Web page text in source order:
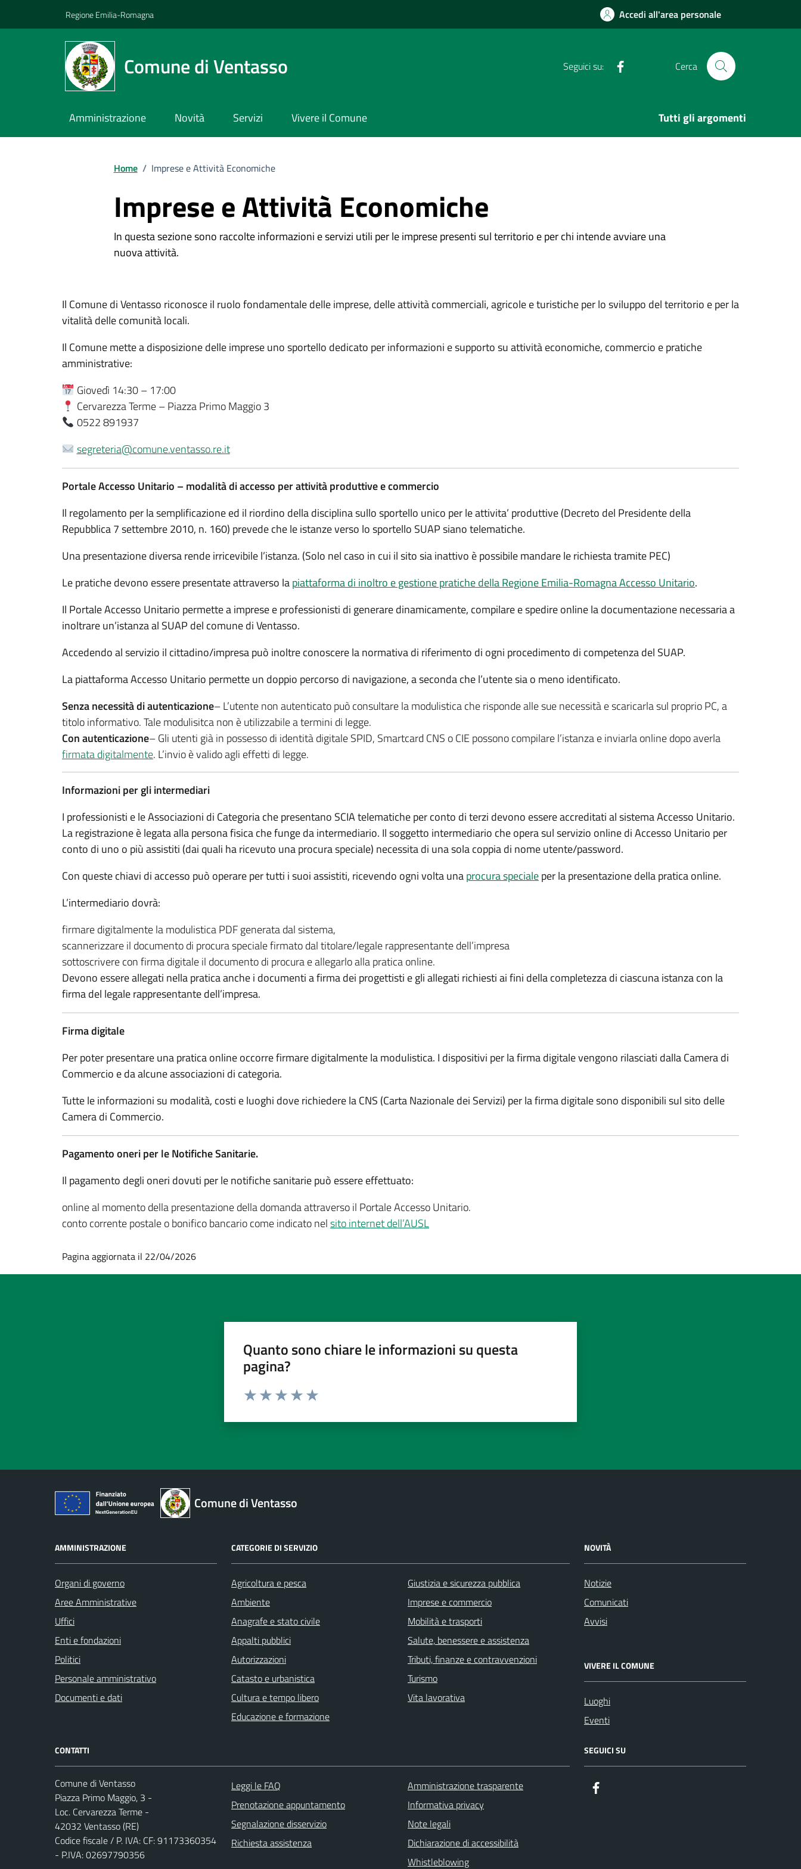
Regione Emilia-Romagna Accedi all'area personale
Comune di Ventasso Seguici su: Cerca
Amministrazione Novità Servizi Vivere il Comune Tutti gli argomenti
Home / Imprese e Attività Economiche
Imprese e Attività Economiche
In questa sezione sono raccolte informazioni e servizi utili per le imprese presenti sul territorio e per chi intende avviare una
nuova attività.
Il Comune di Ventasso riconosce il ruolo fondamentale delle imprese, delle attività commerciali, agricole e turistiche per lo sviluppo del territorio e per la
vitalità delle comunità locali.
Il Comune mette a disposizione delle imprese uno sportello dedicato per informazioni e supporto su attività economiche, commercio e pratiche
amministrative:
Giovedì 14:30 – 17:00
Cervarezza Terme – Piazza Primo Maggio 3
0522 891937
segreteria@comune.ventasso.re.it
Portale Accesso Unitario – modalità di accesso per attività produttive e commercio
Il regolamento per la semplificazione ed il riordino della disciplina sullo sportello unico per le attivita’ produttive (Decreto del Presidente della
Repubblica 7 settembre 2010, n. 160) prevede che le istanze verso lo sportello SUAP siano telematiche.
Una presentazione diversa rende irricevibile l’istanza. (Solo nel caso in cui il sito sia inattivo è possibile mandare le richiesta tramite PEC)
Le pratiche devono essere presentate attraverso lapiattaforma di inoltro e gestione pratiche della Regione Emilia-Romagna Accesso Unitario.
Il Portale Accesso Unitario permette a imprese e professionisti di generare dinamicamente, compilare e spedire online la documentazione necessaria a
inoltrare un’istanza al SUAP del comune di Ventasso.
Accedendo al servizio il cittadino/impresa può inoltre conoscere la normativa di riferimento di ogni procedimento di competenza del SUAP.
La piattaforma Accesso Unitario permette un doppio percorso di navigazione, a seconda che l’utente sia o meno identificato.
Senza necessità di autenticazione– L’utente non autenticato può consultare la modulistica che risponde alle sue necessità e scaricarla sul proprio PC, a
titolo informativo. Tale modulisitca non è utilizzabile a termini di legge.
Con autenticazione– Gli utenti già in possesso di identità digitale SPID, Smartcard CNS o CIE possono compilare l’istanza e inviarla online dopo averla
firmata digitalmente. L’invio è valido agli effetti di legge.
Informazioni per gli intermediari
I professionisti e le Associazioni di Categoria che presentano SCIA telematiche per conto di terzi devono essere accreditati al sistema Accesso Unitario.
La registrazione è legata alla persona fisica che funge da intermediario. Il soggetto intermediario che opera sul servizio online di Accesso Unitario per
conto di uno o più assistiti (dai quali ha ricevuto una procura speciale) necessita di una sola coppia di nome utente/password.
Con queste chiavi di accesso può operare per tutti i suoi assistiti, ricevendo ogni volta unaprocura specialeper la presentazione della pratica online.
L’intermediario dovrà:
firmare digitalmente la modulistica PDF generata dal sistema,
scannerizzare il documento di procura speciale firmato dal titolare/legale rappresentante dell’impresa
sottoscrivere con firma digitale il documento di procura e allegarlo alla pratica online.
Devono essere allegati nella pratica anche i documenti a firma dei progettisti e gli allegati richiesti ai fini della completezza di ciascuna istanza con la
firma del legale rappresentante dell’impresa.
Firma digitale
Per poter presentare una pratica online occorre firmare digitalmente la modulistica. I dispositivi per la firma digitale vengono rilasciati dalla Camera di
Commercio e da alcune associazioni di categoria.
Tutte le informazioni su modalità, costi e luoghi dove richiedere la CNS (Carta Nazionale dei Servizi) per la firma digitale sono disponibili sul sito delle
Camera di Commercio.
Pagamento oneri per le Notifiche Sanitarie.
Il pagamento degli oneri dovuti per le notifiche sanitarie può essere effettuato:
online al momento della presentazione della domanda attraverso il Portale Accesso Unitario.
conto corrente postale o bonifico bancario come indicato nelsito internet dell’AUSL
Pagina aggiornata il 22/04/2026
Quanto sono chiare le informazioni su questa
pagina?
Comune di Ventasso
AMMINISTRAZIONE
Organi di governo
Aree Amministrative
Uffici
Enti e fondazioni
Politici
Personale amministrativo
Documenti e dati
CATEGORIE DI SERVIZIO
Agricoltura e pesca
Ambiente
Anagrafe e stato civile
Appalti pubblici
Autorizzazioni
Catasto e urbanistica
Cultura e tempo libero
Educazione e formazione
Giustizia e sicurezza pubblica
Imprese e commercio
Mobilità e trasporti
Salute, benessere e assistenza
Tributi, finanze e contravvenzioni
Turismo
Vita lavorativa
NOVITÀ
Notizie
Comunicati
Avvisi
VIVERE IL COMUNE
Luoghi
Eventi
CONTATTI
Comune di Ventasso
Piazza Primo Maggio, 3 -
Loc. Cervarezza Terme -
42032 Ventasso (RE)
Codice fiscale / P. IVA: CF: 91173360354
- P.IVA: 02697790356
Leggi le FAQ
Prenotazione appuntamento
Segnalazione disservizio
Richiesta assistenza
Amministrazione trasparente
Informativa privacy
Note legali
Dichiarazione di accessibilità
Whistleblowing
SEGUICI SU